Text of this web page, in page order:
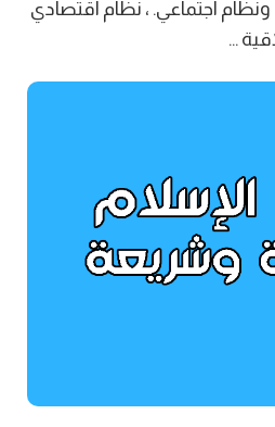
ونظام اجتماعي. ، نظام اقتصادي
…